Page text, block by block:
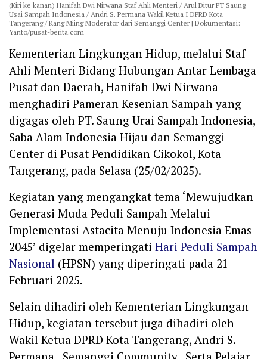
(Kiri ke kanan) Hanifah Dwi Nirwana Staf Ahli Menteri / Arul Ditur PT Saung
Usai Sampah Indonesia / Andri S. Permana Wakil Ketua I DPRD Kota
Tangerang / Kang Miing Moderator dari Semanggi Center | Dokumentasi:
Yanto/pusat-berita.com
Kementerian Lingkungan Hidup, melalui Staf
Ahli Menteri Bidang Hubungan Antar Lembaga
Pusat dan Daerah, Hanifah Dwi Nirwana
menghadiri Pameran Kesenian Sampah yang
digagas oleh PT. Saung Urai Sampah Indonesia,
Saba Alam Indonesia Hijau dan Semanggi
Center di Pusat Pendidikan Cikokol, Kota
Tangerang, pada Selasa (25/02/2025).
Kegiatan yang mengangkat tema ‘Mewujudkan
Generasi Muda Peduli Sampah Melalui
Implementasi Astacita Menuju Indonesia Emas
2045’ digelar memperingati Hari Peduli Sampah
Nasional (HPSN) yang diperingati pada 21
Februari 2025.
Selain dihadiri oleh Kementerian Lingkungan
Hidup, kegiatan tersebut juga dihadiri oleh
Wakil Ketua DPRD Kota Tangerang, Andri S.